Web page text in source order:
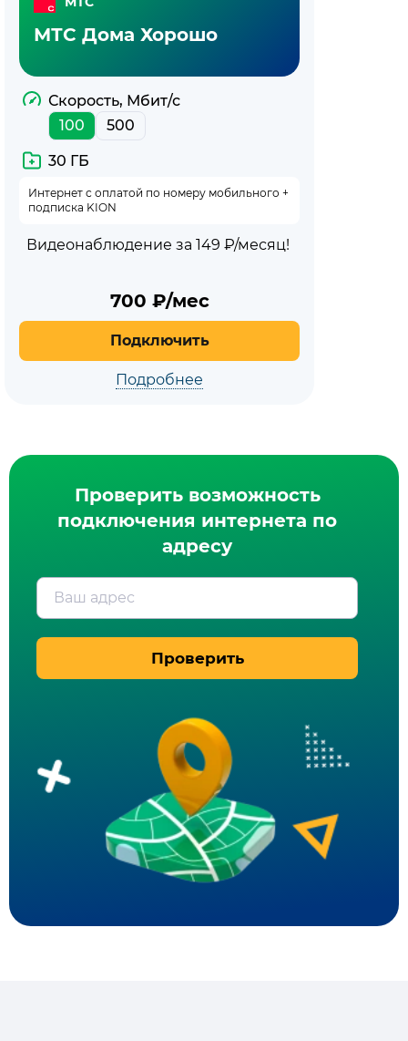
МТС Дома Хорошо
Скорость, Мбит/с
100
500
30 ГБ
Интернет с оплатой по номеру мобильного +
подписка KION
Видеонаблюдение за 149 ₽/месяц!
700 ₽/мес
Подключить
Подробнее
Проверить возможность
подключения интернета по
адресу
Ваш адрес
Проверить